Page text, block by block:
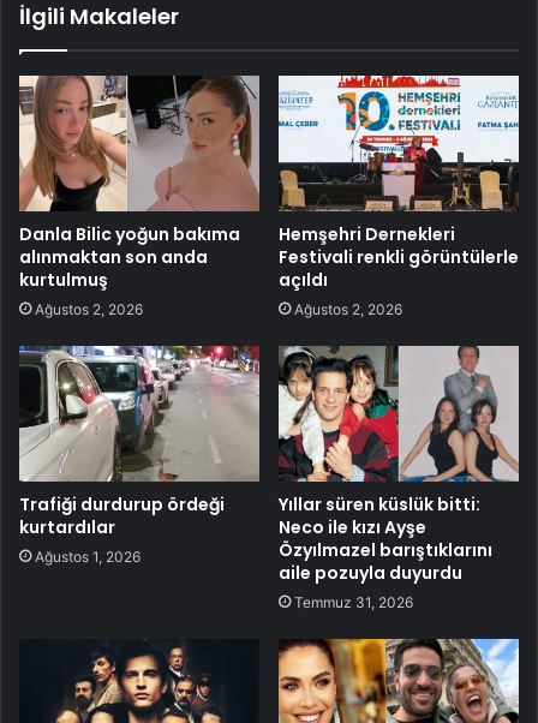
İlgili Makaleler
Danla Bilic yoğun bakıma
alınmaktan son anda
kurtulmuş
Ağustos 2, 2026
Hemşehri Dernekleri
Festivali renkli görüntülerle
açıldı
Ağustos 2, 2026
Trafiği durdurup ördeği
kurtardılar
Ağustos 1, 2026
Yıllar süren küslük bitti:
Neco ile kızı Ayşe
Özyılmazel barıştıklarını
aile pozuyla duyurdu
Temmuz 31, 2026